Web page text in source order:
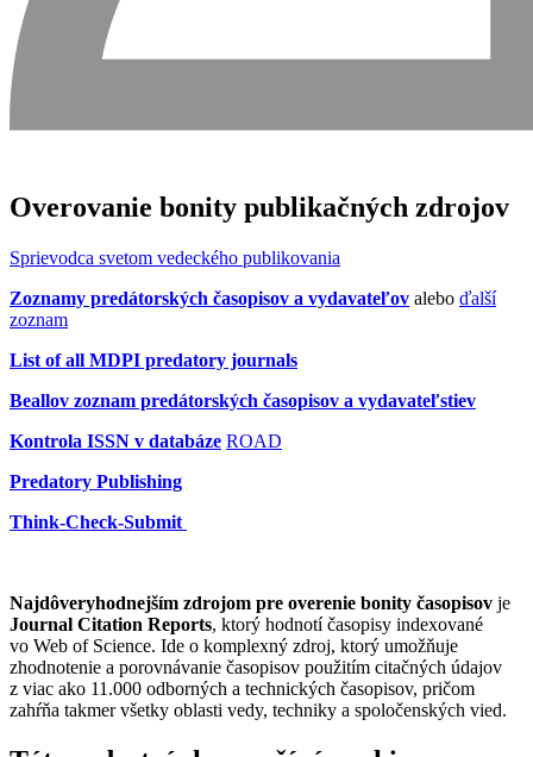
Overovanie bonity publikačných zdrojov
Sprievodca svetom vedeckého publikovania
Zoznamy predátorských časopisov a vydavateľov alebo ďalší
zoznam
List of all MDPI predatory journals
Beallov zoznam predátorských časopisov a vydavateľstiev
Kontrola ISSN v databáze ROAD
Predatory Publishing
Think-Check-Submit
Najdôveryhodnejším zdrojom pre overenie bonity časopisov je
Journal Citation Reports, ktorý hodnotí časopisy indexované
vo Web of Science. Ide o komplexný zdroj, ktorý umožňuje
zhodnotenie a porovnávanie časopisov použitím citačných údajov
z viac ako 11.000 odborných a technických časopisov, pričom
zahŕňa takmer všetky oblasti vedy, techniky a spoločenských vied.